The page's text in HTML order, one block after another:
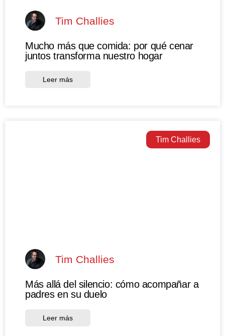
Tim Challies
Mucho más que comida: por qué cenar
juntos transforma nuestro hogar
Leer más
Tim Challies
Tim Challies
Más allá del silencio: cómo acompañar a
padres en su duelo
Leer más